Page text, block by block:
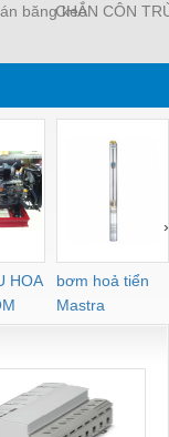
băng keoCHẮN CÔN
KHO LẠNH,
HOA
bơm hoả tiển
Mastra
›